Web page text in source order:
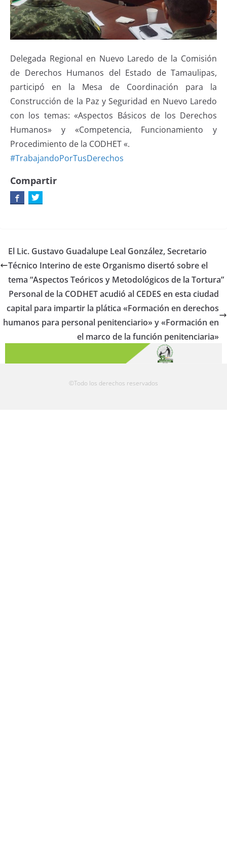
Delegada Regional en Nuevo Laredo de la Comisión
de Derechos Humanos del Estado de Tamaulipas,
participó en la Mesa de Coordinación para la
Construcción de la Paz y Seguridad en Nuevo Laredo
con los temas: «Aspectos Básicos de los Derechos
Humanos» y «Competencia, Funcionamiento y
Procedimiento de la CODHET «.
#TrabajandoPorTusDerechos
Compartir
El Lic. Gustavo Guadalupe Leal González, Secretario
Técnico Interino de este Organismo disertó sobre el
tema “Aspectos Teóricos y Metodológicos de la Tortura”
Personal de la CODHET acudió al CEDES en esta ciudad
capital para impartir la plática «Formación en derechos
humanos para personal penitenciario» y «Formación en
el marco de la función penitenciaria»
©Todo los derechos reservados